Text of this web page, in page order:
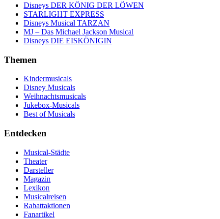
Disneys DER KÖNIG DER LÖWEN
STARLIGHT EXPRESS
Disneys Musical TARZAN
MJ – Das Michael Jackson Musical
Disneys DIE EISKÖNIGIN
Themen
Kindermusicals
Disney Musicals
Weihnachtsmusicals
Jukebox-Musicals
Best of Musicals
Entdecken
Musical-Städte
Theater
Darsteller
Magazin
Lexikon
Musicalreisen
Rabattaktionen
Fanartikel